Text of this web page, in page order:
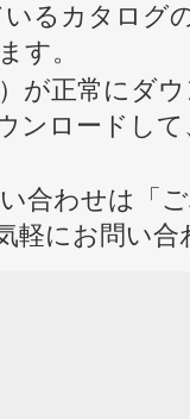
るカタログ
す。
が正常にダ
ンロードし
合わせは「
軽にお問い